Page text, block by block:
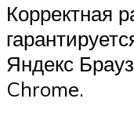
Корректная
Яндекс
Chrome.